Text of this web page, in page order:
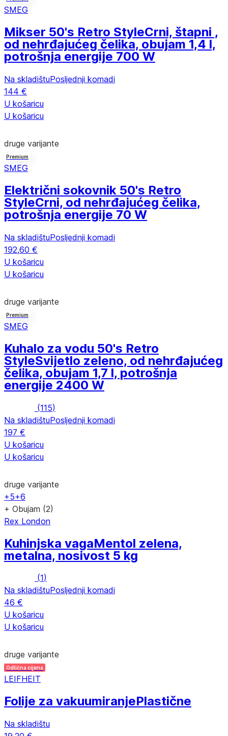
SMEG
Mikser 50's Retro StyleCrni, štapni ,
od nehrđajućeg čelika, obujam 1,4 l,
potrošnja energije 700 W
Na skladištuPosljednji komadi
144 €
U košaricu
U košaricu
druge varijante
Premium
SMEG
Električni sokovnik 50's Retro
StyleCrni, od nehrđajućeg čelika,
potrošnja energije 70 W
Na skladištuPosljednji komadi
192,60 €
U košaricu
U košaricu
druge varijante
Premium
SMEG
Kuhalo za vodu 50's Retro
StyleSvijetlo zeleno, od nehrđajućeg
čelika, obujam 1,7 l, potrošnja
energije 2400 W
(115)
Na skladištuPosljednji komadi
197 €
U košaricu
U košaricu
druge varijante
+5+6
+ Obujam (2)
Rex London
Kuhinjska vagaMentol zelena,
metalna, nosivost 5 kg
(1)
Na skladištuPosljednji komadi
46 €
U košaricu
U košaricu
druge varijante
Odlična cijena
LEIFHEIT
Folije za vakuumiranjePlastične
Na skladištu